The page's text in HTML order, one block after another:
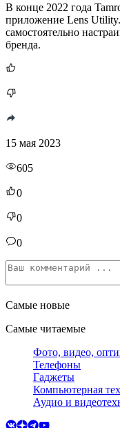
В конце 2022 года
приложение Lens
самостоятельно
бренда.
15 мая 2023
605
0
0
0
Самые новые
Самые читаемые
Фото, видео,
Телефоны
Гаджеты
Компьютерная
Аудио и